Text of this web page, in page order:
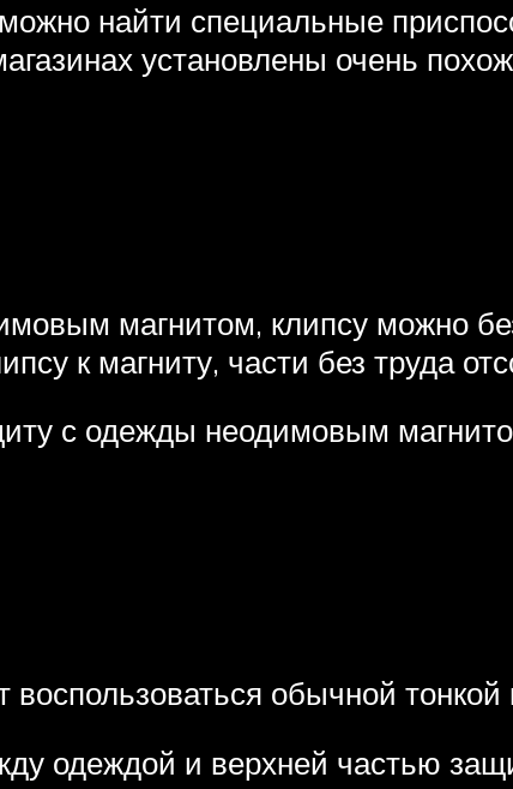
найти специальные
установлены очень
магнитом, клипсу можно
к магниту, части без труда
с одежды неодимовым
обычной тонкой
одеждой и верхней частью